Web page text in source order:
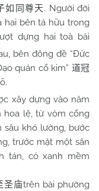
如同尊天. Người đời
hai bên tả hữu trong
dựng hai toà bài
bên đông đề “Đức
quán cổ kim” 道冠
xây dựng vào năm
hoa lệ, từ vòm cổng
sâu khó lường, bước
trước mặt một sân
tán, cỏ xanh mềm
圣庙trên bài phường